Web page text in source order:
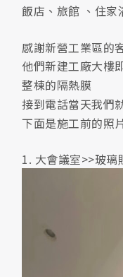
飯店、旅館 、住家
感謝新營工業區的
他們新建工廠大樓
整棟的隔熱膜
接到電話當天我們
下面是施工前的照片
1. 大會議室>>玻璃